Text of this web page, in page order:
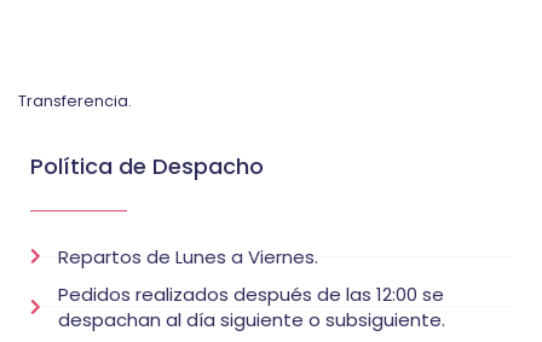
Transferencia.
Política de Despacho
Repartos de Lunes a Viernes.
Pedidos realizados después de las 12:00 se
despachan al día siguiente o subsiguiente.